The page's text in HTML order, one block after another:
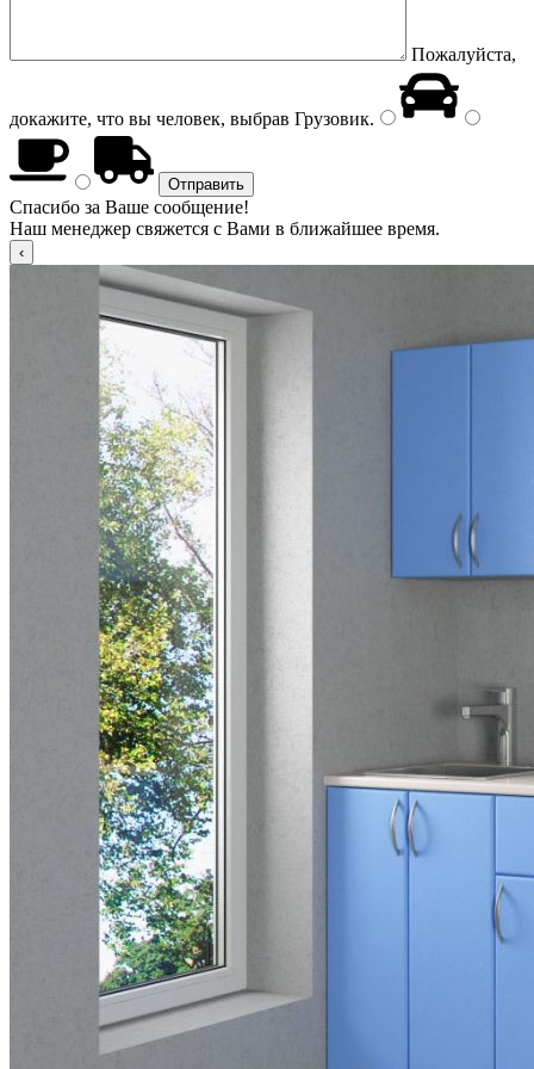
Пожалуйста,
докажите, что вы человек, выбрав Грузовик.
Спасибо за Ваше сообщение!
Наш менеджер свяжется с Вами в ближайшее время.